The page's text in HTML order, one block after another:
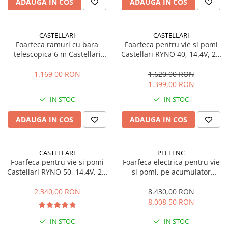
Plase si folii pentru gradinarit
Echipamente de protectie pentru
gradina
Casti de protectie
Manusi de lucru
Electrice si Iluminat
Sisteme fotovoltaice
Prize & Prelungitoare
Masini de sapat santuri (Trenchere)
Accesorii pentru santier
Tubulatura evacuare deseuri
Parapeti rutieri
Arzatoare izolatii cu gaz
CASTELLARI
Foarfeca ramuri cu bara
telescopica 6 m Castellari
lungime 251-650 cm, ramuri
1.169,00 RON
IN STOC
ADAUGA IN COS
CASTELLARI
Foarfeca pentru vie si pomi
Castellari RYNO 40, 14.4V, 2 x
1.620,00 RON
1.399,00 RON
IN STOC
ADAUGA IN COS
CASTELLARI
Foarfeca pentru vie si pomi
Castellari RYNO 50, 14.4V, 2 x
2.340,00 RON
IN STOC
PELLENC
Foarfeca electrica pentru vie
si pomi, pe acumulator
8.430,00 RON
8.008,50 RON
IN STOC